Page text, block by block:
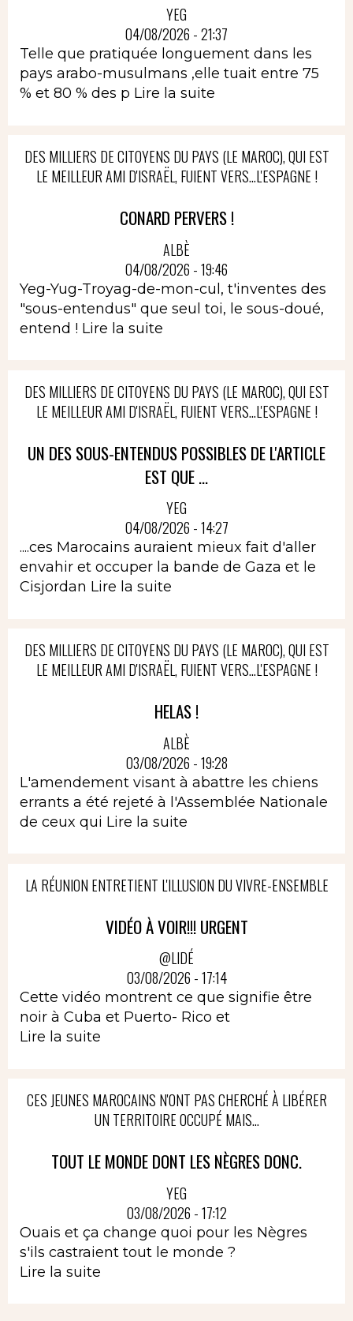
YEG
04/08/2026 - 21:37
Telle que pratiquée longuement dans les
pays arabo-musulmans ,elle tuait entre 75
% et 80 % des p Lire la suite
DES MILLIERS DE CITOYENS DU PAYS (LE MAROC), QUI EST
LE MEILLEUR AMI D'ISRAËL, FUIENT VERS...L'ESPAGNE !
CONARD PERVERS !
ALBÈ
04/08/2026 - 19:46
Yeg-Yug-Troyag-de-mon-cul, t'inventes des
"sous-entendus" que seul toi, le sous-doué,
entend ! Lire la suite
DES MILLIERS DE CITOYENS DU PAYS (LE MAROC), QUI EST
LE MEILLEUR AMI D'ISRAËL, FUIENT VERS...L'ESPAGNE !
UN DES SOUS-ENTENDUS POSSIBLES DE L'ARTICLE
EST QUE ...
YEG
04/08/2026 - 14:27
....ces Marocains auraient mieux fait d'aller
envahir et occuper la bande de Gaza et le
Cisjordan Lire la suite
DES MILLIERS DE CITOYENS DU PAYS (LE MAROC), QUI EST
LE MEILLEUR AMI D'ISRAËL, FUIENT VERS...L'ESPAGNE !
HELAS !
ALBÈ
03/08/2026 - 19:28
L'amendement visant à abattre les chiens
errants a été rejeté à l'Assemblée Nationale
de ceux qui Lire la suite
LA RÉUNION ENTRETIENT L'ILLUSION DU VIVRE-ENSEMBLE
VIDÉO À VOIR!!! URGENT
@LIDÉ
03/08/2026 - 17:14
Cette vidéo montrent ce que signifie être
noir à Cuba et Puerto- Rico et
Lire la suite
CES JEUNES MAROCAINS N'ONT PAS CHERCHÉ À LIBÉRER
UN TERRITOIRE OCCUPÉ MAIS...
TOUT LE MONDE DONT LES NÈGRES DONC.
YEG
03/08/2026 - 17:12
Ouais et ça change quoi pour les Nègres
s'ils castraient tout le monde ?
Lire la suite